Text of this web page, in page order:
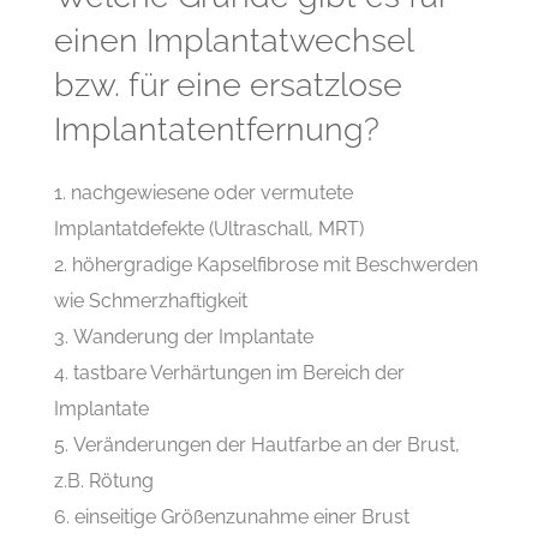
einen Implantatwechsel
bzw. für eine ersatzlose
Implantatentfernung?
nachgewiesene oder vermutete
Implantatdefekte (Ultraschall, MRT)
höhergradige Kapselfibrose mit Beschwerden
wie Schmerzhaftigkeit
Wanderung der Implantate
tastbare Verhärtungen im Bereich der
Implantate
Veränderungen der Hautfarbe an der Brust,
z.B. Rötung
einseitige Größenzunahme einer Brust